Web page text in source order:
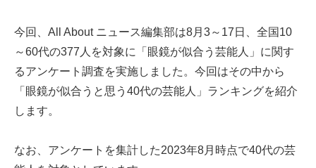
今回、All About ニュース編集部は8月3～17日、全国10
～60代の377人を対象に「眼鏡が似合う芸能人」に関す
るアンケート調査を実施しました。今回はその中から
「眼鏡が似合うと思う40代の芸能人」ランキングを紹介
します。
なお、アンケートを集計した2023年8月時点で40代の芸